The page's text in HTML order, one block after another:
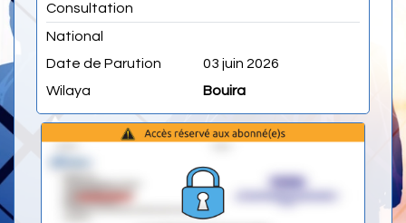
Consultation
National
Date de Parution
03 juin 2026
Wilaya
Bouira